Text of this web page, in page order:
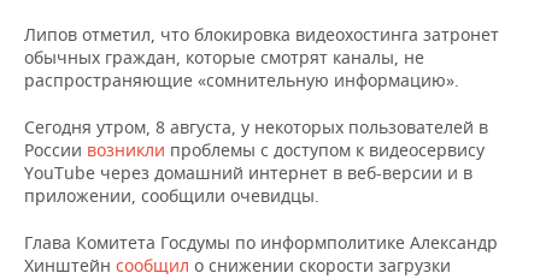
Липов отметил, что блокировка видеохостинга затронет
обычных граждан, которые смотрят каналы, не
распространяющие «сомнительную информацию».
Сегодня утром, 8 августа, у некоторых пользователей в
России возникли проблемы с доступом к видеосервису
YouTube через домашний интернет в веб-версии и в
приложении, сообщили очевидцы.
Глава Комитета Госдумы по информполитике Александр
Хинштейн сообщил о снижении скорости загрузки